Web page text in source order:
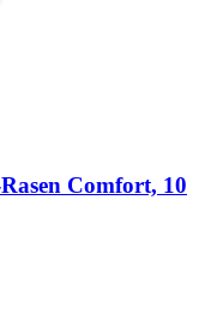
Comfort, 10